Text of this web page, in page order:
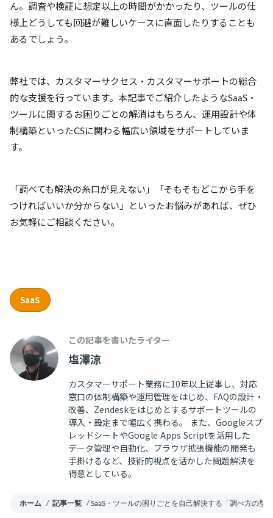
ん。調査や検証に想定以上の時間がかかったり、ツールの仕
様上どうしても回避が難しいケースに直面したりすることも
あるでしょう。
弊社では、カスタマーサクセス・カスタマーサポートの総合
的な支援を行っています。本記事でご紹介したようなSaaS・
ツールに関するお困りごとの解消はもちろん、運用設計や体
制構築といったCSに関わる幅広い領域をサポートしていま
す。
「調べても解決の糸口が見えない」「そもそもどこから手を
つければいいか分からない」といったお悩みがあれば、ぜひ
お気軽にご相談ください。
SaaS
この記事を書いたライター
塩澤涼
カスタマーサポート業務に10年以上従事し、対応
窓口の体制構築や運用管理をはじめ、FAQの設計・
改善、Zendeskをはじめとするサポートツールの
導入・設定まで幅広く携わる。 また、Googleスプ
レッドシートやGoogle Apps Scriptを活用した
データ管理や自動化、ブラウザ拡張機能の開発も
手掛けるなど、技術的視点を活かした問題解決を
得意としている。
ホーム / 記事一覧 /SaaS・ツールの困りごとを自己解決する「調べ方の